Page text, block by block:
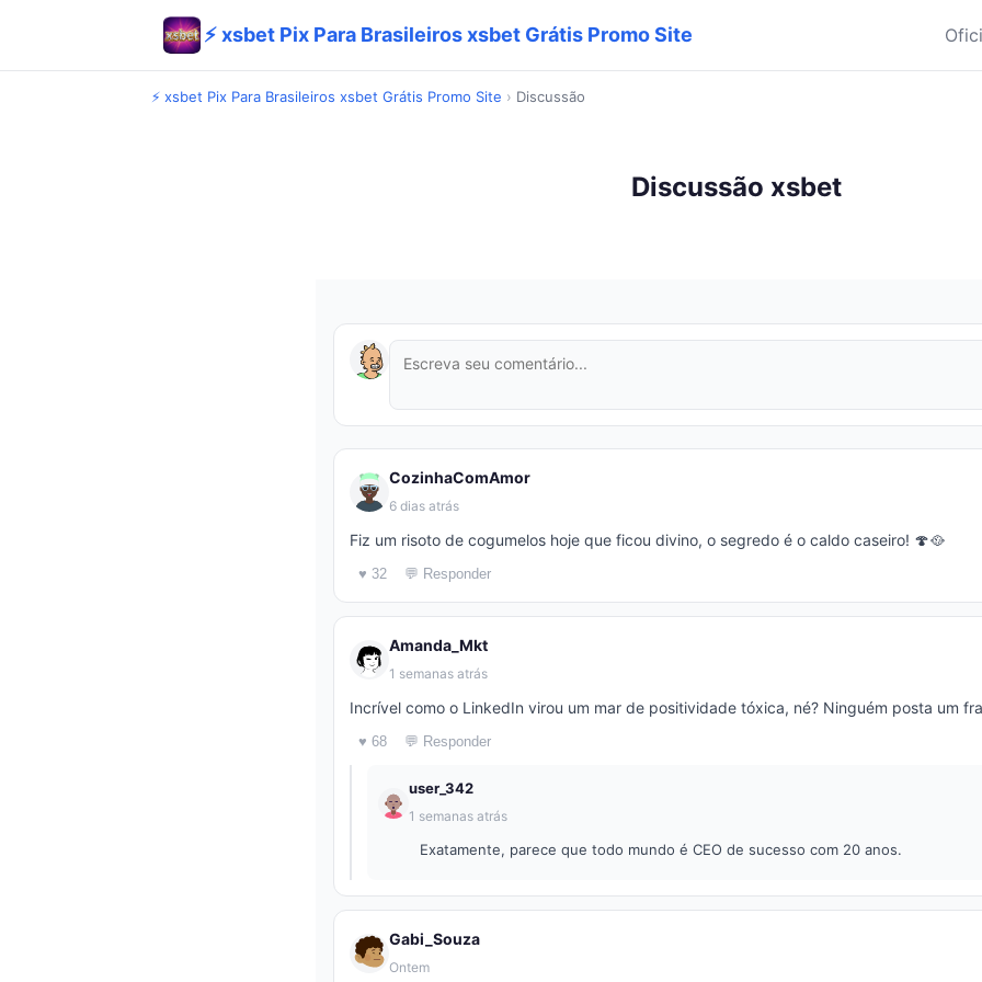
⚡ xsbet Pix Para Brasileiros xsbet Grátis Promo Site
⚡ xsbet Pix Para Brasileiros xsbet Grátis Promo Site › Discussão
Discussão xsbet
CozinhaComAmor
6 dias atrás
Fiz um risoto de cogumelos hoje que ficou divino, o segredo é o caldo caseiro! 🍄🥘
♥ 32 💬 Responder
Amanda_Mkt
1 semanas atrás
Incrível como o LinkedIn virou um mar de positividade tóxica, né? Ninguém posta um
♥ 68 💬 Responder
user_342
1 semanas atrás
Exatamente, parece que todo mundo é CEO de sucesso com 20 anos.
Gabi_Souza
Ontem